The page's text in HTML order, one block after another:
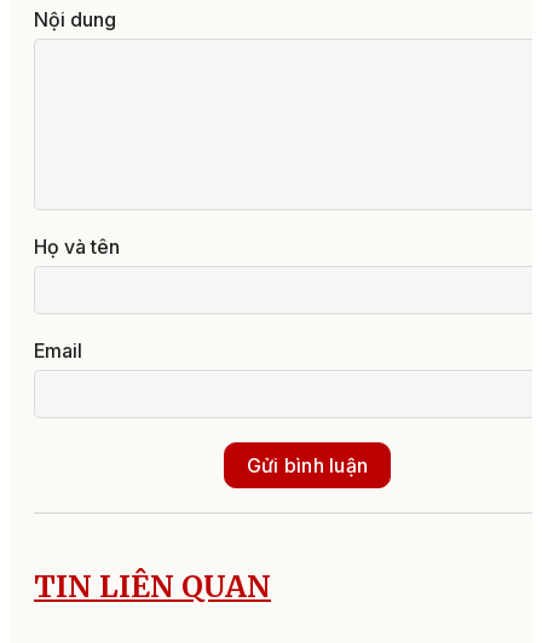
Nội dung
Họ và tên
Email
Gửi bình luận
TIN LIÊN QUAN